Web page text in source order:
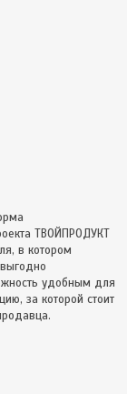
ТВОЙПРОДУКТ
в котором
удобным для
за которой стоит